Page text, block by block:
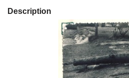
Description